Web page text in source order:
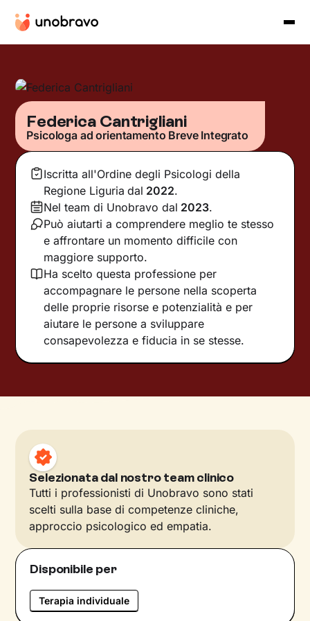
Federica Cantrigliani
Psicologa ad orientamento Breve Integrato
Iscritta all'Ordine degli Psicologi della
Regione Liguria dal 2022.
Nel team di Unobravo dal 2023.
Può aiutarti a comprendere meglio te stesso
e affrontare un momento difficile con
maggiore supporto.
Ha scelto questa professione per
accompagnare le persone nella scoperta
delle proprie risorse e potenzialità e per
aiutare le persone a sviluppare
consapevolezza e fiducia in se stesse.
Selezionata dal nostro team clinico
Tutti i professionisti di Unobravo sono stati
scelti sulla base di competenze cliniche,
approccio psicologico ed empatia.
Disponibile per
Terapia individuale